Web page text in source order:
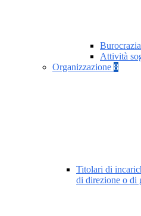
Attività
Organizzazione 8
Titolari di
di direzione o di